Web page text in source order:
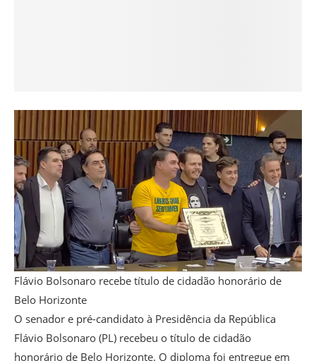
Flávio Bolsonaro recebe título de cidadão honorário de
Belo Horizonte
O senador e pré-candidato à Presidência da República
Flávio Bolsonaro (PL) recebeu o título de cidadão
honorário de Belo Horizonte. O diploma foi entregue em